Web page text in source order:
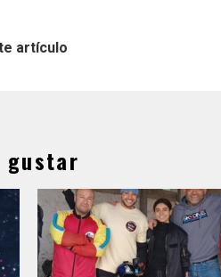
artículo
gustar